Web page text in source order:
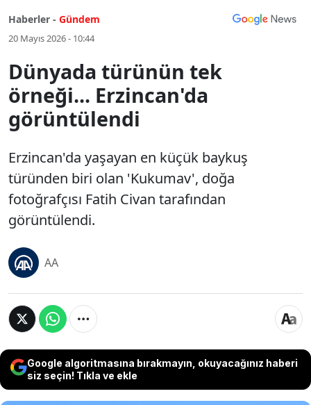
Haberler - Gündem
20 Mayıs 2026 - 10:44
Dünyada türünün tek
örneği... Erzincan'da
görüntülendi
Erzincan'da yaşayan en küçük baykuş
türünden biri olan 'Kukumav', doğa
fotoğrafçısı Fatih Civan tarafından
görüntülendi.
AA
Google algoritmasına bırakmayın, okuyacağınız haberi
siz seçin! Tıkla ve ekle